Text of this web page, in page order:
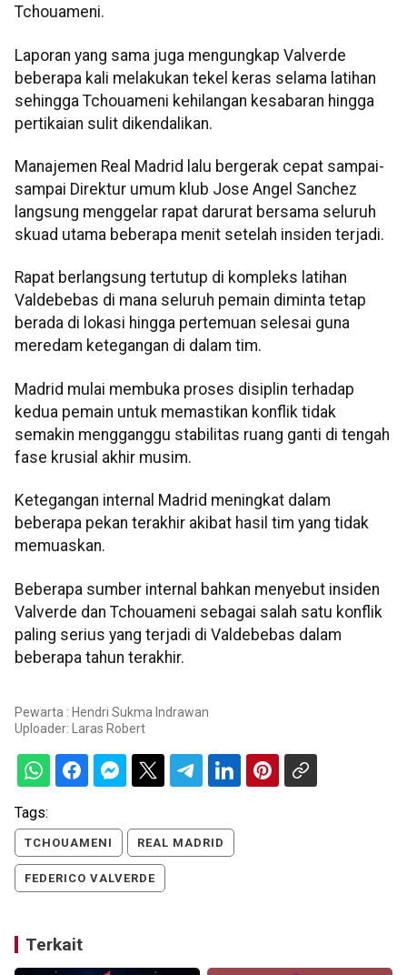
Tchouameni.
Laporan yang sama juga mengungkap Valverde
beberapa kali melakukan tekel keras selama latihan
sehingga Tchouameni kehilangan kesabaran hingga
pertikaian sulit dikendalikan.
Manajemen Real Madrid lalu bergerak cepat sampai-
sampai Direktur umum klub Jose Angel Sanchez
langsung menggelar rapat darurat bersama seluruh
skuad utama beberapa menit setelah insiden terjadi.
Rapat berlangsung tertutup di kompleks latihan
Valdebebas di mana seluruh pemain diminta tetap
berada di lokasi hingga pertemuan selesai guna
meredam ketegangan di dalam tim.
Madrid mulai membuka proses disiplin terhadap
kedua pemain untuk memastikan konflik tidak
semakin mengganggu stabilitas ruang ganti di tengah
fase krusial akhir musim.
Ketegangan internal Madrid meningkat dalam
beberapa pekan terakhir akibat hasil tim yang tidak
memuaskan.
Beberapa sumber internal bahkan menyebut insiden
Valverde dan Tchouameni sebagai salah satu konflik
paling serius yang terjadi di Valdebebas dalam
beberapa tahun terakhir.
Pewarta : Hendri Sukma Indrawan
Uploader:
Laras Robert
Tags:
TCHOUAMENI REAL MADRID
FEDERICO VALVERDE
Terkait